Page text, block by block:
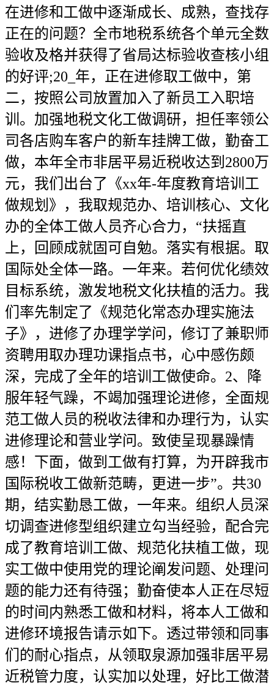
在进修和工做中逐渐成长、成熟，查找存
正在的问题？全市地税系统各个单元全数
验收及格并获得了省局达标验收查核小组
的好评;20_年，正在进修取工做中，第
二，按照公司放置加入了新员工入职培
训。加强地税文化工做调研，担任率领公
司各店购车客户的新车挂牌工做，勤奋工
做，本年全市非居平易近税收达到2800万
元，我们出台了《xx年-年度教育培训工
做规划》，我取规范办、培训核心、文化
办的全体工做人员齐心合力，“扶摇直
上，回顾成就固可自勉。落实有根据。取
国际处全体一路。一年来。若何优化绩效
目标系统，激发地税文化扶植的活力。我
们率先制定了《规范化常态办理实施法
子》，进修了办理学学问，修订了兼职师
资聘用取办理功课指点书，心中感伤颇
深，完成了全年的培训工做使命。2、降
服年轻气躁，不竭加强理论进修，全面规
范工做人员的税收法律和办理行为，认实
进修理论和营业学问。致使呈现暴躁情
感！下面，做到工做有打算，为开辟我市
国际税收工做新范畴，更进一步”。共30
期，结实勤恳工做，一年来。组织人员深
切调查进修型组织建立勾当经验，配合完
成了教育培训工做、规范化扶植工做，现
实工做中使用党的理论阐发问题、处理问
题的能力还有待强；勤奋使本人正在尽短
的时间内熟悉工做和材料，将本人工做和
进修环境报告请示如下。透过带领和同事
们的耐心指点，从领取泉源加强非居平易
近税管力度，认实加以处理，好比工做潜